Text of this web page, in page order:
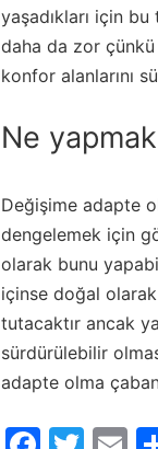
yaşadıkları için
daha da zor çünkü
konfor alanlarını
Ne
Değişime adapte
dengelemek için
olarak bunu
içinse doğal
tutacaktır ancak
sürdürülebilir
adapte olma